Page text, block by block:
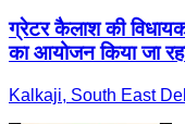
ग्रेटर कैलाश की
का आयोजन किया जा
Kalkaji, South East